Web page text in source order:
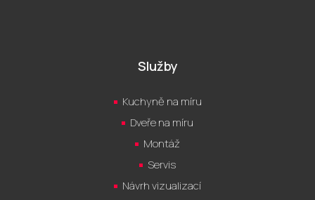
Služby
Kuchyně na míru
Dveře na míru
Montáž
Servis
Návrh vizualizací